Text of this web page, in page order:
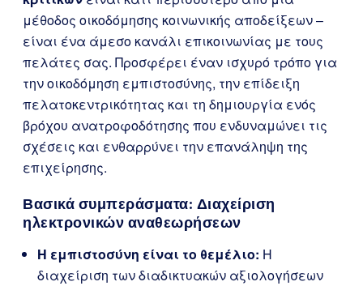
μέθοδος οικοδόμησης κοινωνικής αποδείξεων –
είναι ένα άμεσο κανάλι επικοινωνίας με τους
πελάτες σας. Προσφέρει έναν ισχυρό τρόπο για
την οικοδόμηση εμπιστοσύνης, την επίδειξη
πελατοκεντρικότητας και τη δημιουργία ενός
βρόχου ανατροφοδότησης που ενδυναμώνει τις
σχέσεις και ενθαρρύνει την επανάληψη της
επιχείρησης.
Βασικά συμπεράσματα: Διαχείριση
ηλεκτρονικών αναθεωρήσεων
Η εμπιστοσύνη είναι το θεμέλιο: Η
διαχείριση των διαδικτυακών αξιολογήσεων